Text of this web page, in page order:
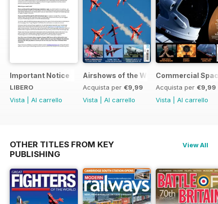
Important Notice
LIBERO
Vista
Al carrello
Airshows of the World 2025
Acquista per €9,99
Vista
Al carrello
Commercial
Acquista per €9,99
Vista
Al carrello
OTHER TITLES FROM KEY
PUBLISHING
View All